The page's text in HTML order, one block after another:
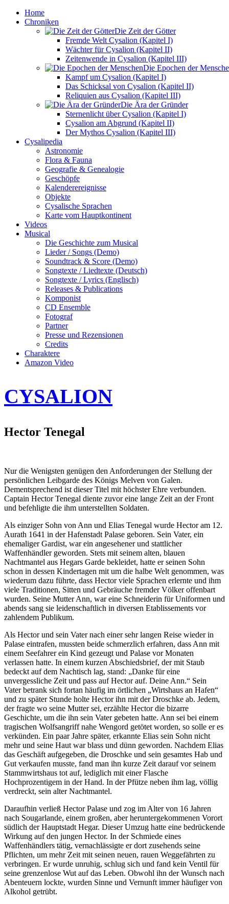
Home
Chroniken
Die Zeit der Götter
Fremde Welt Cysalion (Kapitel I)
Wächter für Cysalion (Kapitel II)
Zeitenwende in Cysalion (Kapitel III)
Die Epochen der
Kampf um Cysalion (Kapitel I)
Das Schicksal von Cysalion (Kapitel II)
Reliquien aus Cysalion (Kapitel III)
Die Ära der Gründer
Sternenlicht über Cysalion (Kapitel I)
Cysalion am Abgrund (Kapitel II)
Der Mythos Cysalion (Kapitel III)
Cysalipedia
Astronomie
Flora & Fauna
Geografie & Genealogie
Geschöpfe
Kalenderereignisse
Objekte
Cysalische Sprachen
Karte vom Hauptkontinent
Videos
Musical
Die Geschichte zum Musical
Lieder / Songs (Demo)
Soundtrack & Score (Demo)
Songtexte / Liedtexte (Deutsch)
Songtexte / Lyrics (Englisch)
Releases & Publications
Komponist
CD Ensemble
Fotograf
Partner
Presse und Rezensionen
Credits
Charaktere
Amazon Video
CYSALION
Hector Tenegal
Nur die Wenigsten genügen den Anforderungen der Stellung der
persönlichen Leibgarde des Königs Melven von Galen.
Dementsprechend ist dieser Titel mit höchster Ehre verbunden.
Captain Hector Tenegal diente zuvor eine lange Zeit an der Front
und befehligte die ihm unterstellten Soldaten.
Als einziger Sohn von Ann und Elias Tenegal wurde Hector am 12.
Aurath 1641 in der Hafenstadt Palase geboren. Sein Vater, ein
ehemaliger Gardist, war ein angesehener und stattlicher
Waffenhändler geworden. Stets mit seinem alten, blauen
Nachtmantel aus Hegars Garde bekleidet, hatte er seinen Sohn
schon in dessen Kindertagen mit um die halbe Welt genommen, was
wiederum dazu führte, dass Hector viele Sprachen erlernte und ihm
viele Traditionen, Sitten und Gebräuche fremder Völker offenbart
wurden. Seine Mutter Ann, war eine Schneiderin für Uniformen und
abends sang sie leidenschaftlich in diversen Etablissements vor
zahlendem Publikum.
Als Hector und sein Vater nach einer sehr langen Reise wieder in
Palase eintrafen, mussten beide schmerzlich erfahren, dass Ann mit
einem Seefahrer ein Kind gezeugt und Palase vor Monaten
verlassen hatte. In einem kurzen Abschiedsbrief, der mit Staub
bedeckt auf dem Nachtisch lag, stand: „Danke für eine
unvergessliche Zeit und pass auf Hector auf. Deine Ann.“ Sein
Vater betrank sich fortan häufig im örtlichen „Wirtshaus an Hafen“
und zu später Stunde holte Hector ihn mit der Droschke ab. Jedem,
der fragte wo seine Mutter sei, erzählte Hector die bizarre
Geschichte, um die ihn sein Vater gebeten hatte. Ann sei bei einem
tragischen Wolfsangriff nahe Wengord getötet worden, so solle er es
verkünden. Ein paar Jahre später, erkannte Elias sein Sohn nicht
mehr und seine Haut war blass und dünn geworden. Nachdem Elias
das Geschäft aufgegeben, die Droschke und sein gesamtes Hab und
Gut verkaufen musste, fand man ihn kurze Zeit darauf vor seinem
Stammwirtshaus tot auf, lediglich mit einer Flasche
Hochprozentigem in der Hand. In der Pfütze neben ihm lag, völlig
verdreckt, sein alter Nachtmantel.
Daraufhin verließ Hector Palase und zog im Alter von 16 Jahren
nach Sougarlande, einem großen, aber heruntergekommenen Vorort
südlich der Hauptstadt Hegar. Dieser Umzug hatte eine bedrückende
Wirkung auf den jungen Hector. In der Schmiede eines
Waffenhändlers tätig, vernachlässigte er dort zusehends seine
Pflichten, um mehr Zeit mit seinen neuen, rauen Weggefährten zu
verbringen. Er wurde unruhig, schlug sich und fand kein Ventil für
seine grenzenlose Wut auf das Leben. Obwohl ihn der Wunsch nach
Abenteuern lockte, wurden Sinne und Vernunft immer häufiger von
Alkohol getrübt.